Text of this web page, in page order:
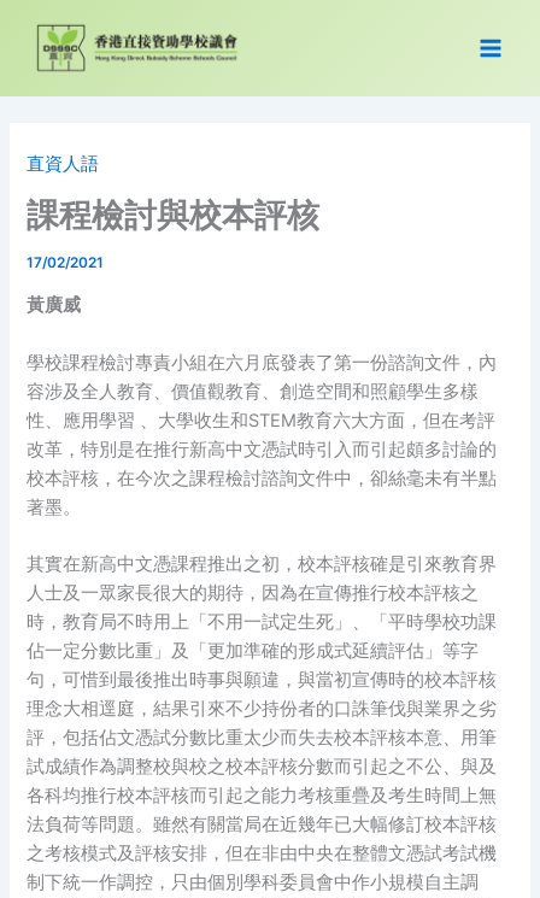
content
直資人語
課程檢討與校本評核
17/02/2021
黃廣威
學校課程檢討專責小組在六月底發表了第一份諮詢文件，內
容涉及全人教育、價值觀教育、創造空間和照顧學生多樣
性、應用學習 、大學收生和STEM教育六大方面，但在考評
改革，特別是在推行新高中文憑試時引入而引起頗多討論的
校本評核，在今次之課程檢討諮詢文件中，卻絲毫未有半點
著墨。
其實在新高中文憑課程推出之初，校本評核確是引來教育界
人士及一眾家長很大的期待，因為在宣傳推行校本評核之
時，教育局不時用上「不用一試定生死」、「平時學校功課
佔一定分數比重」及「更加準確的形成式延續評估」等字
句，可惜到最後推出時事與願違，與當初宣傳時的校本評核
理念大相逕庭，結果引來不少持份者的口誅筆伐與業界之劣
評，包括佔文憑試分數比重太少而失去校本評核本意、用筆
試成績作為調整校與校之校本評核分數而引起之不公、與及
各科均推行校本評核而引起之能力考核重疊及考生時間上無
法負荷等問題。雖然有關當局在近幾年已大幅修訂校本評核
之考核模式及評核安排，但在非由中央在整體文憑試考試機
制下統一作調控，只由個別學科委員會中作小規模自主調